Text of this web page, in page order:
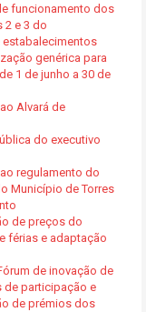
funcionamento dos
2 e 3 do
genérica para
1 de junho a 30 de
Alvará de
do executivo
regulamento do
Município de Torres
de preços do
férias e adaptação
de inovação de
de participação e
de prémios dos